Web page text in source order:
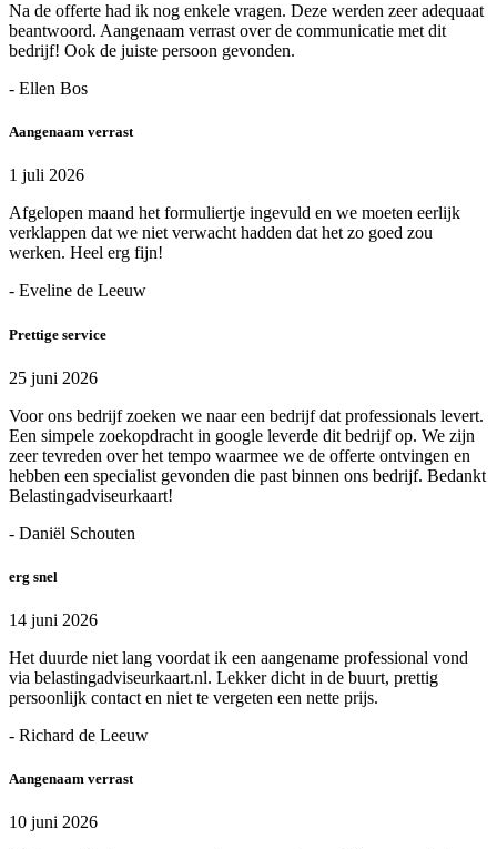
Na de offerte had ik nog enkele vragen. Deze werden zeer adequaat
beantwoord. Aangenaam verrast over de communicatie met dit
bedrijf! Ook de juiste persoon gevonden.
- Ellen Bos
Aangenaam verrast
1 juli 2026
Afgelopen maand het formuliertje ingevuld en we moeten eerlijk
verklappen dat we niet verwacht hadden dat het zo goed zou
werken. Heel erg fijn!
- Eveline de Leeuw
Prettige service
25 juni 2026
Voor ons bedrijf zoeken we naar een bedrijf dat professionals levert.
Een simpele zoekopdracht in google leverde dit bedrijf op. We zijn
zeer tevreden over het tempo waarmee we de offerte ontvingen en
hebben een specialist gevonden die past binnen ons bedrijf. Bedankt
Belastingadviseurkaart!
- Daniël Schouten
erg snel
14 juni 2026
Het duurde niet lang voordat ik een aangename professional vond
via belastingadviseurkaart.nl. Lekker dicht in de buurt, prettig
persoonlijk contact en niet te vergeten een nette prijs.
- Richard de Leeuw
Aangenaam verrast
10 juni 2026